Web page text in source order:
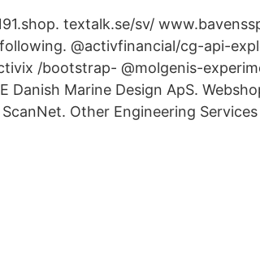
textalk.se/sv/
@activfinancial/cg-api-
/bootstrap- @molgenis-
Danish Marine Design ApS.
Other Engineering